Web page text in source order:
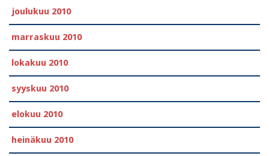
joulukuu 2010
marraskuu 2010
lokakuu 2010
syyskuu 2010
elokuu 2010
heinäkuu 2010